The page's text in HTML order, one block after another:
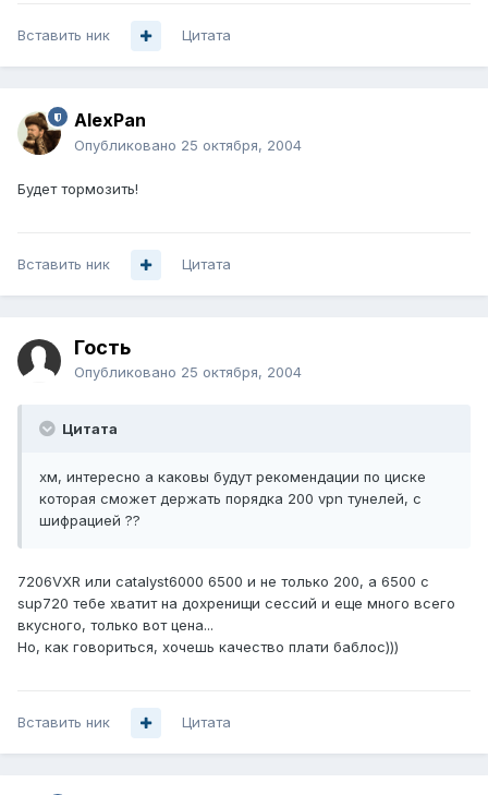
Вставить ник Цитата
AlexPan
Опубликовано 25 октября, 2004
Будет тормозить!
Вставить ник Цитата
Гость
Опубликовано 25 октября, 2004
Цитата
хм, интересно а каковы будут рекомендации по циске
которая сможет держать порядка 200 vpn тунелей, с
шифрацией ??
7206VXR или catalyst6000 6500 и не только 200, а 6500 с
sup720 тебе хватит на дохренищи сессий и еще много всего
вкусного, только вот цена...
Но, как говориться, хочешь качество плати баблос)))
Вставить ник Цитата